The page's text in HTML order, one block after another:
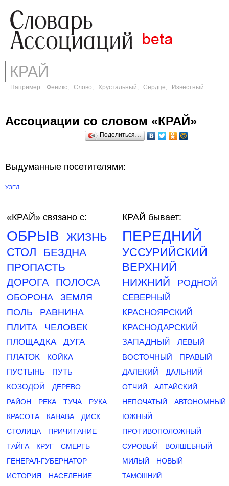
Например: Феникс, Слово, Хрустальный, Сердце, Известный
Ассоциации со словом «КРАЙ»
Поделиться…
Выдуманные посетителями:
УЗЕЛ
«КРАЙ» связано с:
ОБРЫВ ЖИЗНЬ
СТОЛ
БЕЗДНА
ПРОПАСТЬ
ДОРОГА ПОЛОСА
ОБОРОНА
ЗЕМЛЯ
ПОЛЬ
РАВНИНА
ПЛИТА
ЧЕЛОВЕК
ПЛОЩАДКА
ДУГА
ПЛАТОК
КОЙКА
ПУСТЫНЬ
ПУТЬ
КОЗОДОЙ
ДЕРЕВО
РАЙОН
РЕКА ТУЧА
РУКА
КРАСОТА
КАНАВА
ДИСК
СТОЛИЦА
ПРИЧИТАНИЕ
ТАЙГА
КРУГ
СМЕРТЬ
ГЕНЕРАЛ-ГУБЕРНАТОР
ИСТОРИЯ
НАСЕЛЕНИЕ
КРАЙ бывает:
ПЕРЕДНИЙ
УССУРИЙСКИЙ
ВЕРХНИЙ
НИЖНИЙ РОДНОЙ
СЕВЕРНЫЙ
КРАСНОЯРСКИЙ
КРАСНОДАРСКИЙ
ЗАПАДНЫЙ
ЛЕВЫЙ
ВОСТОЧНЫЙ
ПРАВЫЙ
ДАЛЕКИЙ
ДАЛЬНИЙ
ОТЧИЙ
АЛТАЙСКИЙ
НЕПОЧАТЫЙ
АВТОНОМНЫЙ
ЮЖНЫЙ
ПРОТИВОПОЛОЖНЫЙ
СУРОВЫЙ
ВОЛШЕБНЫЙ
МИЛЫЙ
НОВЫЙ
ТАМОШНИЙ